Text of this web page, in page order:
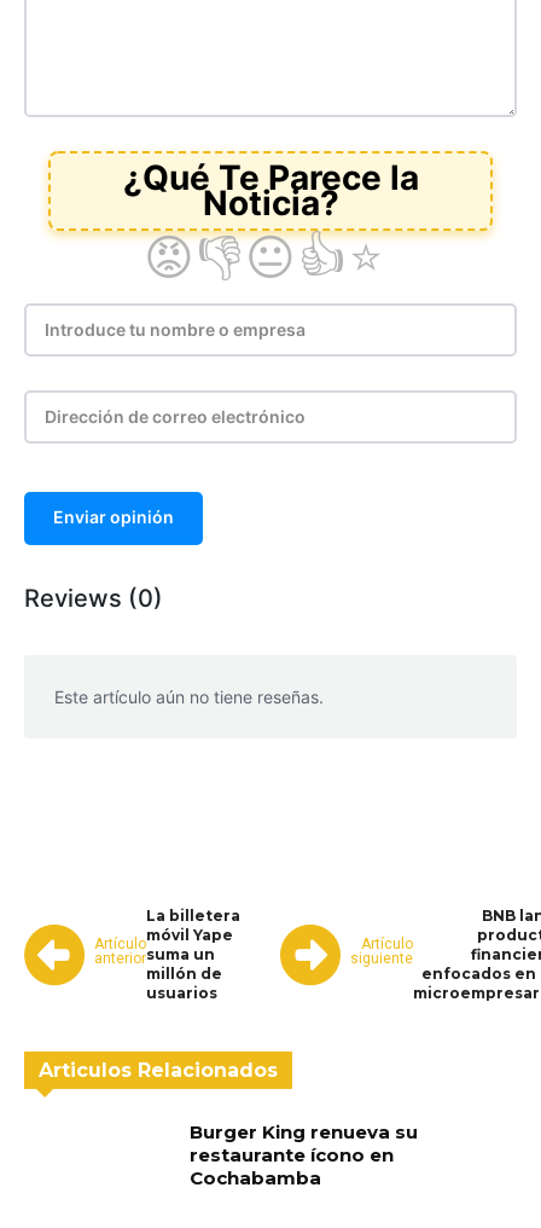
Enviar opinión
Reviews (0)
Este artículo aún no tiene reseñas.
Artículo
anterior
La billetera
móvil Yape
suma un
millón de
usuarios
Artículo
siguiente
BNB
enfocados en
Articulos Relacionados
Burger King renueva su
restaurante ícono en
Cochabamba